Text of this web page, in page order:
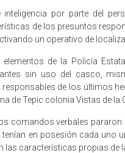
por parte del
de los presuntos
un operativo de
elementos de la Policía
sin uso del casco,
de los últimos
de Tepic colonia Vistas de la
comandos verbales
tenían en posesión cada uno
las características propias de